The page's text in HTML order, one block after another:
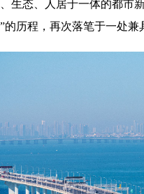
生态、人居于一体的都市
的历程，再次落笔于一处兼